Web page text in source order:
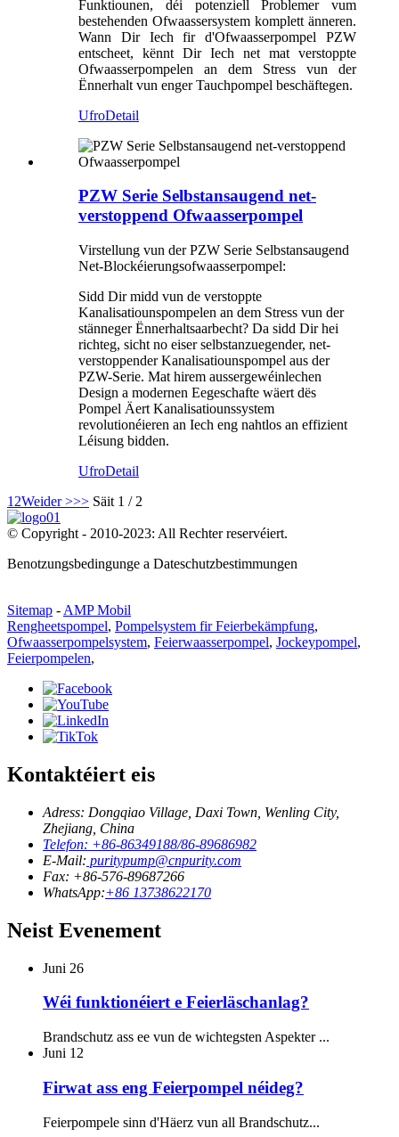
Funktiounen, déi potenziell Problemer vum
bestehenden Ofwaassersystem komplett änneren.
Wann Dir Iech fir d'Ofwaasserpompel PZW
entscheet, kënnt Dir Iech net mat verstoppte
Ofwaasserpompelen an dem Stress vun der
Ënnerhalt vun enger Tauchpompel beschäftegen.
UfroDetail
PZW Serie Selbstansaugend net-
verstoppend Ofwaasserpompel
Virstellung vun der PZW Serie Selbstansaugend
Net-Blockéierungsofwaasserpompel:
Sidd Dir midd vun de verstoppte
Kanalisatiounspompelen an dem Stress vun der
stänneger Ënnerhaltsaarbecht? Da sidd Dir hei
richteg, sicht no eiser selbstanzuegender, net-
verstoppender Kanalisatiounspompel aus der
PZW-Serie. Mat hirem aussergewéinlechen
Design a modernen Eegeschafte wäert dës
Pompel Äert Kanalisatiounssystem
revolutionéieren an Iech eng nahtlos an effizient
Léisung bidden.
UfroDetail
1 2Weider >>> Säit 1 / 2
© Copyright - 2010-2023: All Rechter reservéiert.
Benotzungsbedingunge a Dateschutzbestimmungen
Sitemap - AMP Mobil
Rengheetspompel, Pompelsystem fir Feierbekämpfung,
Ofwaasserpompelsystem, Feierwaasserpompel, Jockeypompel,
Feierpompelen,
Kontaktéiert eis
Adress: Dongqiao Village, Daxi Town, Wenling City,
Zhejiang, China
Telefon: +86-86349188/86-89686982
E-Mail: puritypump@cnpurity.com
Fax: +86-576-89687266
WhatsApp:+86 13738622170
Neist Evenement
Juni 26
Wéi funktionéiert e Feierläschanlag?
Brandschutz ass ee vun de wichtegsten Aspekter ...
Juni 12
Firwat ass eng Feierpompel néideg?
Feierpompele sinn d'Häerz vun all Brandschutz...